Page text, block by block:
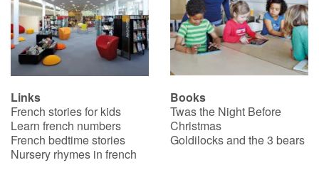
Links
French stories for kids
Learn french numbers
French bedtime stories
Nursery rhymes in french
Books
Twas the Night Before
Christmas
Goldilocks and the 3 bears